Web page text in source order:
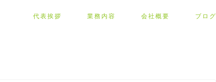
代表挨拶 業務内容 会社概要 ブログ